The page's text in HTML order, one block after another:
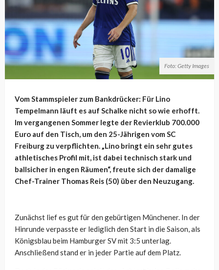
Foto: Getty Images
Vom Stammspieler zum Bankdrücker: Für Lino
Tempelmann läuft es auf Schalke nicht so wie erhofft.
Im vergangenen Sommer legte der Revierklub 700.000
Euro auf den Tisch, um den 25-Jährigen vom SC
Freiburg zu verpflichten. „Lino bringt ein sehr gutes
athletisches Profil mit, ist dabei technisch stark und
ballsicher in engen Räumen“, freute sich der damalige
Chef-Trainer Thomas Reis (50) über den Neuzugang.
Zunächst lief es gut für den gebürtigen Münchener. In der
Hinrunde verpasste er lediglich den Start in die Saison, als
Königsblau beim Hamburger SV mit 3:5 unterlag.
Anschließend stand er in jeder Partie auf dem Platz.